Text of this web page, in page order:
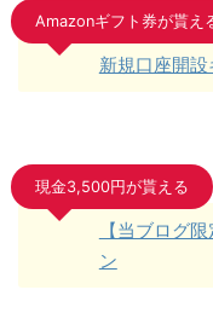
Amazonギフト券が貰え
新規口座開
現金3,500円が貰える
【当ブログ
ン